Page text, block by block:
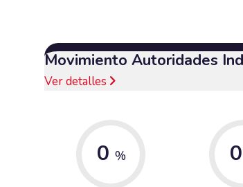
Movimiento Autoridades
Ver detalles
0 % 0